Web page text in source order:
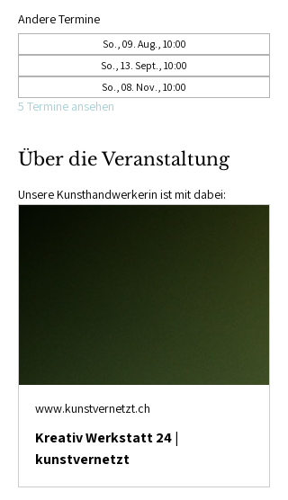
Andere Termine
So., 09. Aug., 10:00
So., 13. Sept., 10:00
So., 08. Nov., 10:00
5 Termine ansehen
Über die Veranstaltung
Unsere Kunsthandwerkerin ist mit dabei:
www.kunstvernetzt.ch
Kreativ Werkstatt 24 |
kunstvernetzt